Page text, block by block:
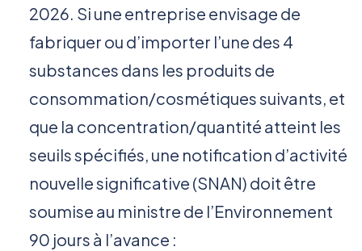
2026. Si une entreprise envisage de
fabriquer ou d’importer l’une des 4
substances dans les produits de
consommation/cosmétiques suivants, et
que la concentration/quantité atteint les
seuils spécifiés, une notification d’activité
nouvelle significative (SNAN) doit être
soumise au ministre de l’Environnement
90 jours à l’avance :